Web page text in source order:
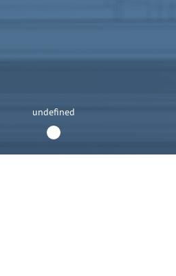
undefined
1
стоимостью